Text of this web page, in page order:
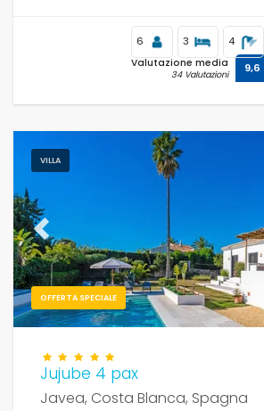
6 3 4
Valutazione media
34 Valutazioni 9,6
VILLA
OFFERTA SPECIALE
Previous
Jujube 4 pax
Javea, Costa Blanca, Spagna